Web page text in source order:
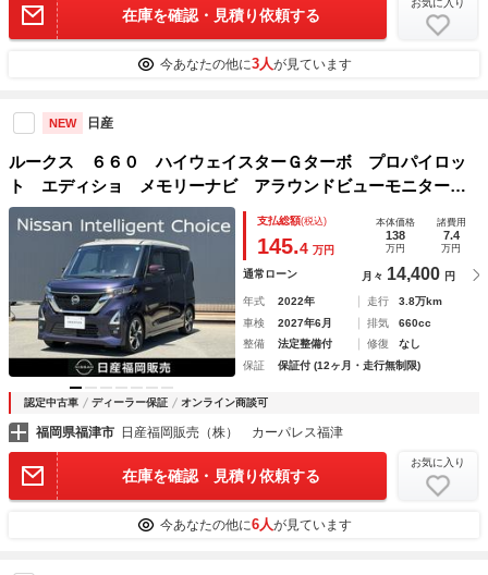
在庫を確認・見積り依頼する
今あなたの他に3人が見ています
NEW 日産
ルークス ６６０ ハイウェイスターＧターボ プロパイロッ
ト エディショ メモリーナビ アラウンドビューモニター
アラウンドＶＭ バックモニター レーダークルーズ １オー
ナ ＬＫＡＳ ＬＥＤランプ ＥＴＣ フルオートエアコン
アイドリンクストップ ドライブレコーダー ＡＢＳ
支払総額(税込)
145.4 万円
本体価格
138
万円
諸費用
7.4
万円
通常ローン 月々 14,400 円
年式 2022年 走行
3.8万km
車検
2027年6月 排気
660cc
整備
法定整備付 修復
なし
保証
保証付 (12ヶ月・走行無制限)
認定中古車 ディーラー保証 オンライン商談可
福岡県福津市 日産福岡販売（株） カーパレス福津
在庫を確認・見積り依頼する
お気に入り
今あなたの他に6人が見ています